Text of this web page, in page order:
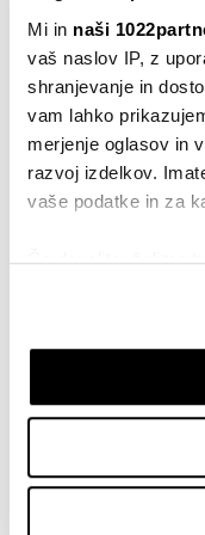
Mi in naši
vaš naslov IP, z
shranjevanje in
vam lahko
merjenje oglasov in
razvoj izdelkov.
vaše podatke in za
Če dovolite, želimo
Zbirati
Identificirati
lastnosti
Poglejte si še, kako
nastavite svoje
iz Izjave o piškotkih.
VSE NOVICE IZ RUBRIKE